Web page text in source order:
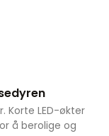
Korte LED-økter
å berolige og